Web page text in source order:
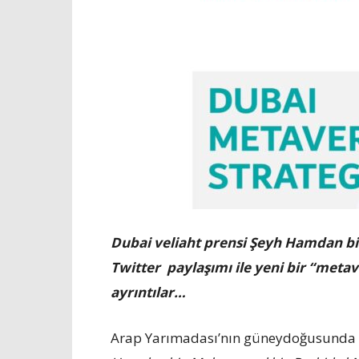
Dubai veliaht prensi Şeyh Hamdan
Twitter paylaşımı ile yeni bir
ayrıntılar…
Arap Yarımadası’nın